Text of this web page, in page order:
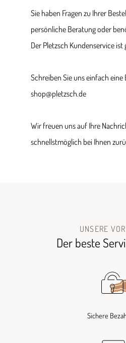
Sie haben Fragen zu Ihrer
persönliche Beratung oder
Der Pletzsch Kundenservice ist
Schreiben Sie uns einfach eine
shop@pletzsch.de
Wir freuen uns auf Ihre
schnellstmöglich bei Ihnen
UNSERE
Der beste
Sichere